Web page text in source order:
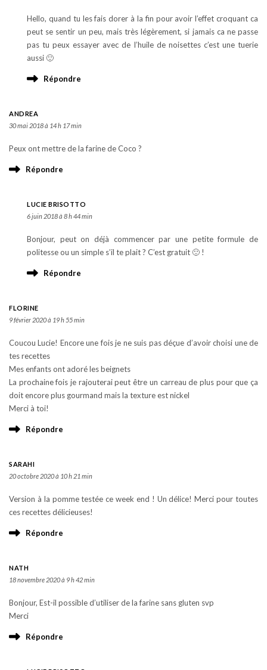
Hello, quand tu les fais dorer à la fin pour avoir l’effet croquant ca
peut se sentir un peu, mais très légèrement, si jamais ca ne passe
pas tu peux essayer avec de l’huile de noisettes c’est une tuerie
aussi 🙂
Répondre
ANDREA
30 mai 2018 à 14 h 17 min
Peux ont mettre de la farine de Coco ?
Répondre
LUCIE BRISOTTO
6 juin 2018 à 8 h 44 min
Bonjour, peut on déjà commencer par une petite formule de
politesse ou un simple s’il te plait ? C’est gratuit 🙂 !
Répondre
FLORINE
9 février 2020 à 19 h 55 min
Coucou Lucie! Encore une fois je ne suis pas déçue d’avoir choisi une de
tes recettes
Mes enfants ont adoré les beignets
La prochaine fois je rajouterai peut être un carreau de plus pour que ça
doit encore plus gourmand mais la texture est nickel
Merci à toi!
Répondre
SARAHI
20 octobre 2020 à 10 h 21 min
Version à la pomme testée ce week end ! Un délice! Merci pour toutes
ces recettes délicieuses!
Répondre
NATH
18 novembre 2020 à 9 h 42 min
Bonjour, Est-il possible d’utiliser de la farine sans gluten svp
Merci
Répondre